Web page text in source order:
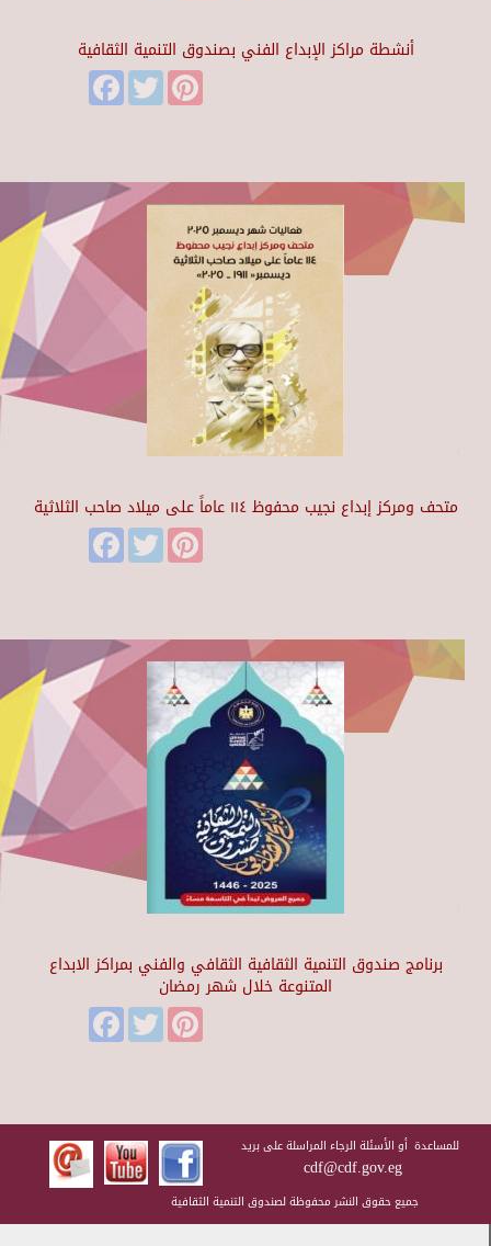
أنشطة مراكز الإبداع الفني بصندوق التنمية الثقافية
FacebookTwitter
متحف ومركز إبداع نجيب محفوظ ١١٤ عاماً على ميلاد صاحب الثلاثية
FacebookTwitter
برنامج صندوق التنمية الثقافية الثقافي والفني بمراكز الابداع
المتنوعة خلال شهر رمضان
FacebookTwitter
للمساعدة أو الأسئلة الرجاء المراسلة على بريد
cdf@cdf.gov.eg
جميع حقوق النشر محفوظة لصندوق التنمية الثقافية